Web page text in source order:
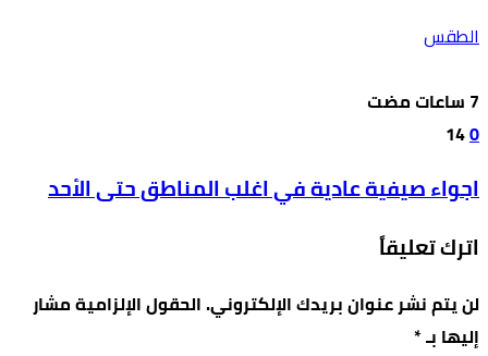
الطقس
0
14
اجواء صيفية عادية في اغلب المناطق حتى الأحد
اترك تعليقاً
لن يتم نشر عنوان بريدك الإلكتروني.الحقول الإلزامية مشار
إليها بـ*